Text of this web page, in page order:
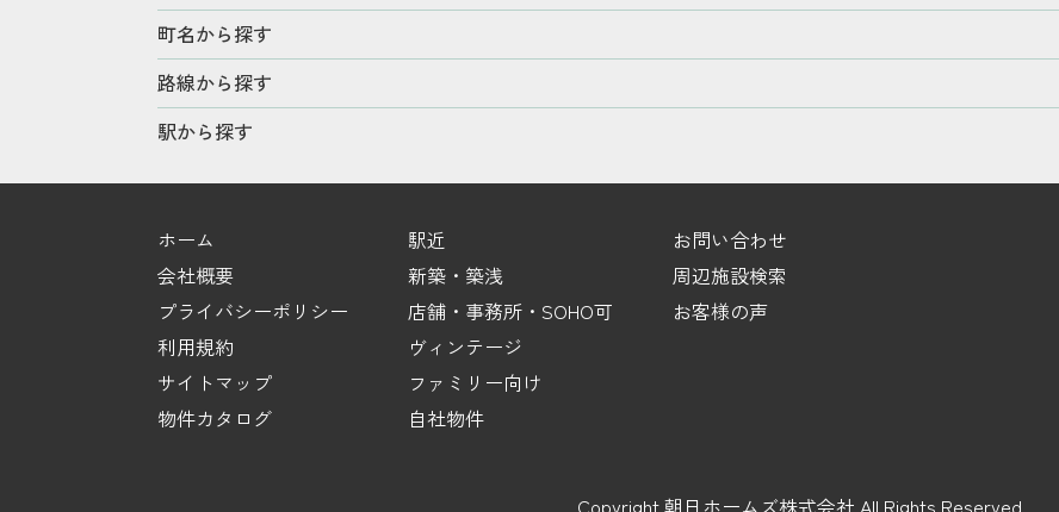
町名から探す
路線から探す
駅から探す
ホーム
会社概要
プライバシーポリシー
利用規約
サイトマップ
物件カタログ
駅近
新築・築浅
店舗・事務所・SOHO可
ヴィンテージ
ファミリー向け
自社物件
お問い合わせ
周辺施設検索
お客様の声
Copyright 朝日ホームズ株式会社 All Rights Reserved.